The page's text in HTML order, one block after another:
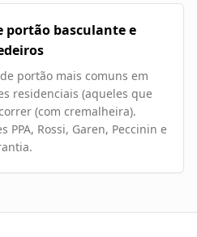
portão basculante e
portão mais comuns em
residenciais (aqueles que
(com cremalheira).
PPA, Rossi, Garen, Peccinin e